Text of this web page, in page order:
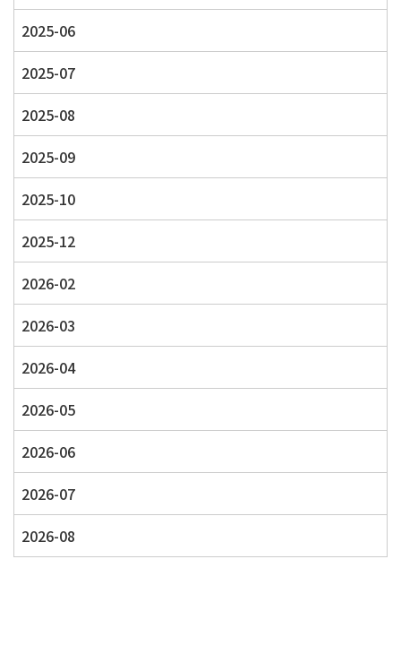
2025-06
2025-07
2025-08
2025-09
2025-10
2025-12
2026-02
2026-03
2026-04
2026-05
2026-06
2026-07
2026-08